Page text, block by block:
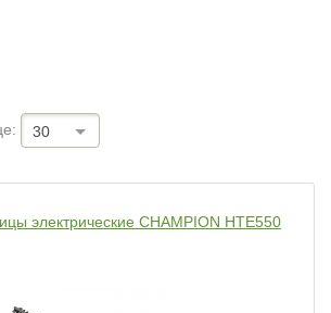
30
электрические CHAMPION HTE550